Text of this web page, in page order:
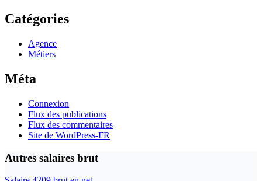
Catégories
Agence
Métiers
Méta
Connexion
Flux des publications
Flux des commentaires
Site de WordPress-FR
Autres salaires brut